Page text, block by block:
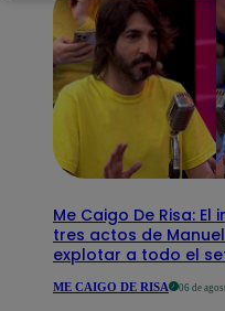
Me Caigo De Risa:
tres actos de
explotar a todo el
ME CAIGO DE RISA 06 de